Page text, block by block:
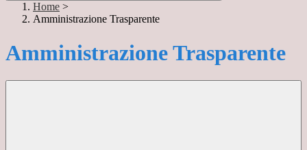
Home >
Amministrazione Trasparente
Amministrazione Trasparente